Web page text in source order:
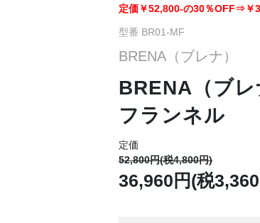
襟付き
定価￥52,800-の30％OFF⇒￥
型番 BR01-MF
BRENA（ブレナ）
BRENA（ブ
フランネル
定価
52,800円(税4,800円)
36,960円(税